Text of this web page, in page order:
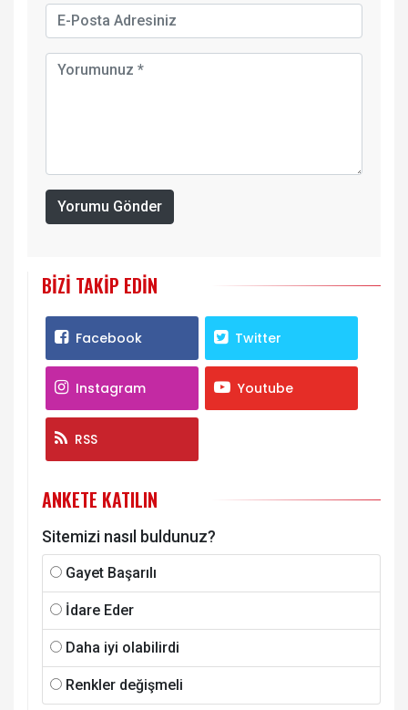
Yorumu Gönder
BIZI TAKIP EDIN
Facebook Twitter
Instagram Youtube
RSS
ANKETE KATILIN
Sitemizi nasıl buldunuz?
Gayet Başarılı
İdare Eder
Daha iyi olabilirdi
Renkler değişmeli